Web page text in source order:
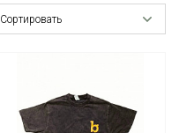
Сортировать